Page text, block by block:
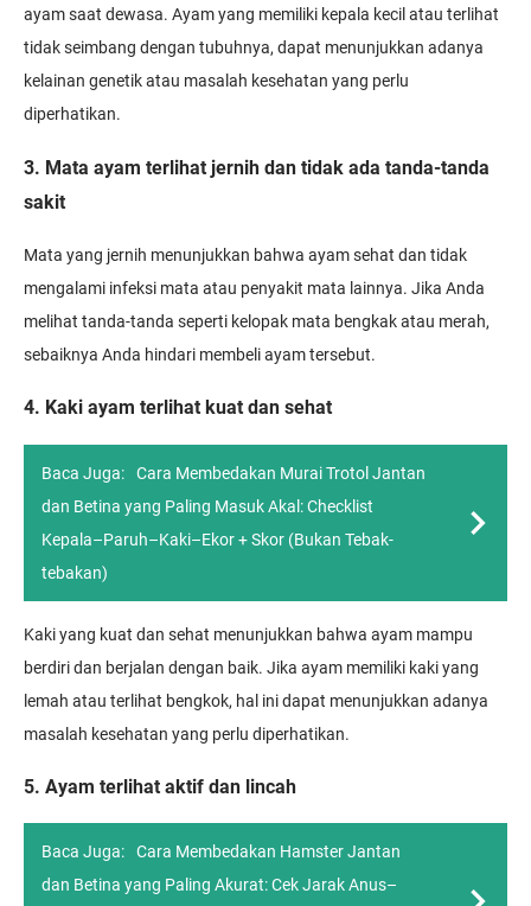
ayam saat dewasa. Ayam yang memiliki kepala kecil atau terlihat
tidak seimbang dengan tubuhnya, dapat menunjukkan adanya
kelainan genetik atau masalah kesehatan yang perlu
diperhatikan.
3. Mata ayam terlihat jernih dan tidak ada tanda-tanda
sakit
Mata yang jernih menunjukkan bahwa ayam sehat dan tidak
mengalami infeksi mata atau penyakit mata lainnya. Jika Anda
melihat tanda-tanda seperti kelopak mata bengkak atau merah,
sebaiknya Anda hindari membeli ayam tersebut.
4. Kaki ayam terlihat kuat dan sehat
Baca Juga:
Cara Membedakan Murai Trotol Jantan
dan Betina yang Paling Masuk Akal: Checklist
Kepala–Paruh–Kaki–Ekor + Skor (Bukan Tebak-
tebakan)
Kaki yang kuat dan sehat menunjukkan bahwa ayam mampu
berdiri dan berjalan dengan baik. Jika ayam memiliki kaki yang
lemah atau terlihat bengkok, hal ini dapat menunjukkan adanya
masalah kesehatan yang perlu diperhatikan.
5. Ayam terlihat aktif dan lincah
Baca Juga:
Cara Membedakan Hamster Jantan
dan Betina yang Paling Akurat: Cek Jarak Anus–